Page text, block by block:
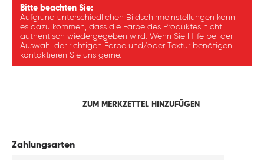
Bitte beachten Sie:
Aufgrund unterschiedlichen Bildschirmeinstellungen kann
es dazu kommen, dass die Farbe des Produktes nicht
authentisch wiedergegeben wird. Wenn Sie Hilfe bei der
Auswahl der richtigen Farbe und/oder Textur benötigen,
kontaktieren Sie uns gerne.
ZUM MERKZETTEL HINZUFÜGEN
Zahlungsarten